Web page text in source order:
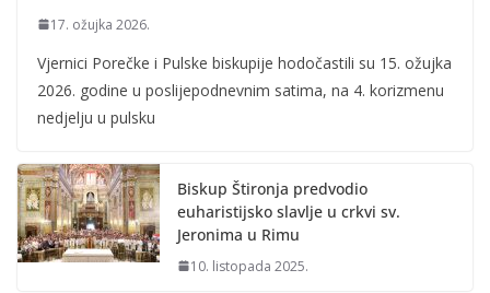
17. ožujka 2026.
Vjernici Porečke i Pulske biskupije hodočastili su 15. ožujka
2026. godine u poslijepodnevnim satima, na 4. korizmenu
nedjelju u pulsku
Biskup Štironja predvodio
euharistijsko slavlje u crkvi sv.
Jeronima u Rimu
10. listopada 2025.